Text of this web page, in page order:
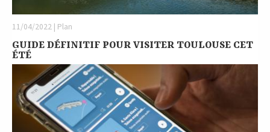
11/04/2022 | Plan
GUIDE DÉFINITIF POUR VISITER TOULOUSE CET
ÉTÉ